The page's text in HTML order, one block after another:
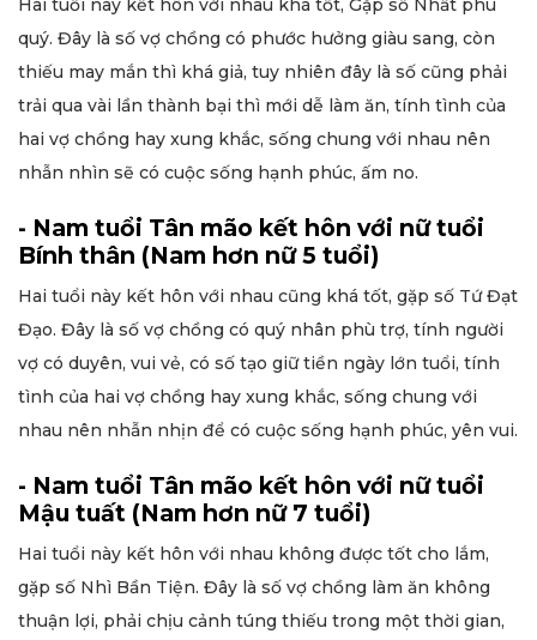
Hai tuổi này kết hôn với nhau khá tốt, Gặp số Nhất phú
quý. Đây là số vợ chồng có phước hưởng giàu sang, còn
thiếu may mắn thì khá giả, tuy nhiên đây là số cũng phải
trải qua vài lần thành bại thì mới dễ làm ăn, tính tình của
hai vợ chồng hay xung khắc, sống chung với nhau nên
nhẫn nhìn sẽ có cuộc sống hạnh phúc, ấm no.
- Nam tuổi Tân mão kết hôn với nữ tuổi
Bính thân (Nam hơn nữ 5 tuổi)
Hai tuổi này kết hôn với nhau cũng khá tốt, gặp số Tứ Đạt
Đạo. Đây là số vợ chồng có quý nhân phù trợ, tính người
vợ có duyên, vui vẻ, có số tạo giữ tiền ngày lớn tuổi, tính
tình của hai vợ chồng hay xung khắc, sống chung với
nhau nên nhẫn nhịn để có cuộc sống hạnh phúc, yên vui.
- Nam tuổi Tân mão kết hôn với nữ tuổi
Mậu tuất (Nam hơn nữ 7 tuổi)
Hai tuổi này kết hôn với nhau không được tốt cho lắm,
gặp số Nhì Bần Tiện. Đây là số vợ chồng làm ăn không
thuận lợi, phải chịu cảnh túng thiếu trong một thời gian,